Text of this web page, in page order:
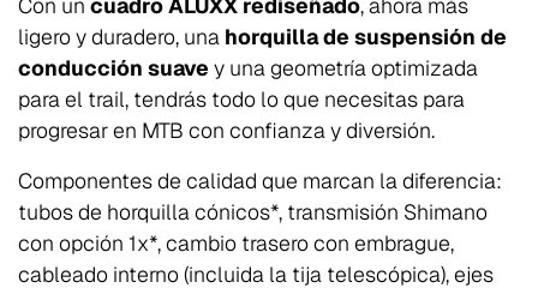
Con un cuadro ALUXX rediseñado, ahora más
ligero y duradero, una horquilla de suspensión de
conducción suave y una geometría optimizada
para el trail, tendrás todo lo que necesitas para
progresar en MTB con confianza y diversión.
Componentes de calidad que marcan la diferencia:
tubos de horquilla cónicos*, transmisión Shimano
con opción 1x*, cambio trasero con embrague,
cableado interno (incluida la tija telescópica), ejes